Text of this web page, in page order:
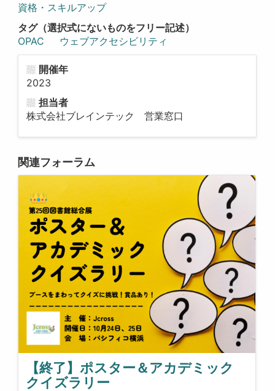
資格・スキルアップ
タグ（選択式にないものをフリー記述）
OPAC
ウェブアクセシビリティ
開催年
2023
担当者
株式会社ブレインテック 営業窓口
関連フォーラム
【終了】ポスター＆アカデミック
クイズラリー